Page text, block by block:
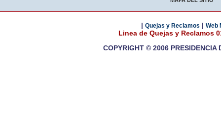
| Quejas y Reclamos | Web
Linea de Quejas y Reclamos
COPYRIGHT © 2006 PRESIDENCIA